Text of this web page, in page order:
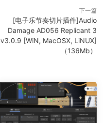
下一篇
[电子乐节奏切片插件]Audio
Damage AD056 Replicant 3
v3.0.9 [WiN, MacOSX, LiNUX]
（136Mb）